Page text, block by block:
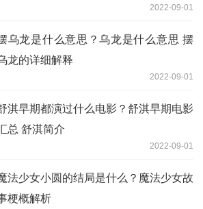
2022-09-01
乌龙是什么意思？乌龙是什么意思 摆
龙的详细解释
2022-09-01
淇早期都演过什么电影？舒淇早期电影
总 舒淇简介
2022-09-01
法少女小圆的结局是什么？魔法少女故
梗概解析